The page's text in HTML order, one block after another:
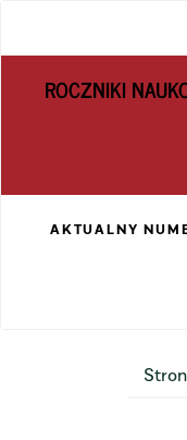
Content
ROCZNIKI
AKTUALNY